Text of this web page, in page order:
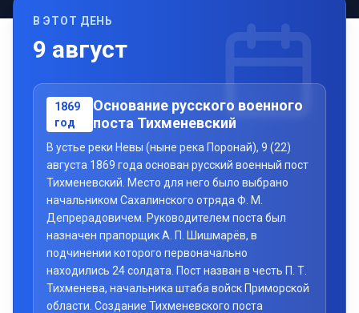
В ЭТОТ ДЕНЬ
9 август
1869
год
Основание русского военного
поста Тихменевский
В устье реки Невы (ныне река Поронай), 9 (22)
августа 1869 года основан русский военный пост
Тихменевский. Место для него было выбрано
начальником Сахалинского отряда Ф. М.
Депрерадовичем. Руководителем поста был
назначен прапорщик А. П. Шишмарёв, в
подчинении которого первоначально
находились 24 солдата. Пост назван в честь П. Т.
Тихменева, начальника штаба войск Приморской
области. Создание Тихменевского поста